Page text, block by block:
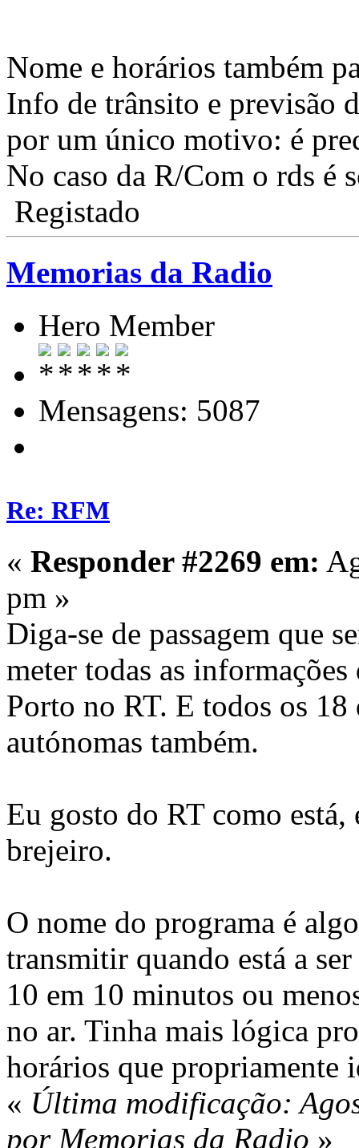
Nome e horários também
Info de trânsito e previsão
por um único motivo: é
No caso da R/Com o rds é
Registado
Memorias da Radio
Hero Member
Mensagens: 5087
Re: RFM
« Responder #2269 em:
pm »
Diga-se de passagem que
meter todas as
Porto no RT. E todos os
autónomas também.
Eu gosto do RT como está,
brejeiro.
O nome do programa é
transmitir quando está a
10 em 10 minutos ou
no ar. Tinha mais lógica
horários que propriamente
« Última modificação:
por Memorias da Radio »